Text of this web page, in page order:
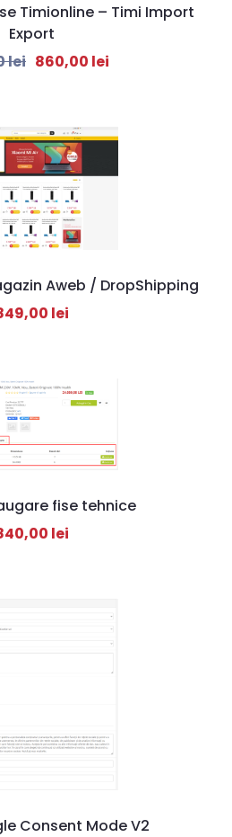
Timionline – Timi Import
Export
lei 860,00 lei
Aweb / DropShipping
lei
fise tehnice
lei
Consent Mode V2